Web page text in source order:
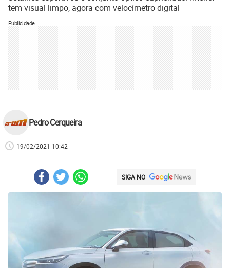
tem visual limpo, agora com velocímetro digital
Publicidade
Pedro Cerqueira
19/02/2021 10:42
SIGA NO